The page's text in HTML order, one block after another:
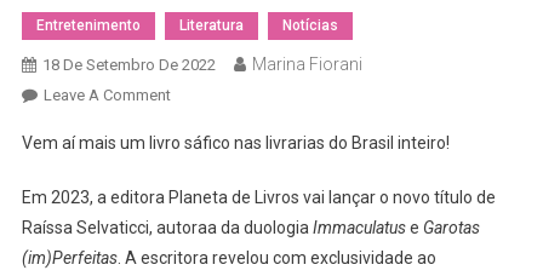
Entretenimento Literatura Notícias
18 De Setembro De 2022 Marina Fiorani
Leave A CommentOn
Que
Do
Novo
Livro
Vem aí mais um livro sáfico nas livrarias do Brasil inteiro!
Em 2023, a editora Planeta de Livros vai lançar o novo título de
Raíssa Selvaticci, autoraa da duologia Immaculatuse Garotas
(im)Perfeitas. A escritora revelou com exclusividade ao